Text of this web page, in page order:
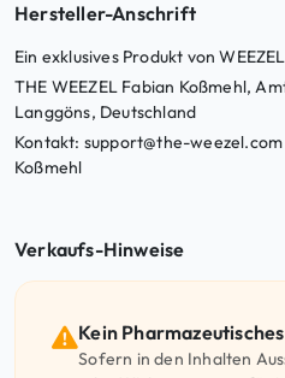
Hersteller-Anschrift
Ein exklusives Produkt von
THE WEEZEL Fabian Koßmehl,
Langgöns, Deutschland
Kontakt: support@the-
Koßmehl
Verkaufs-Hinweise
Kein
Sofern in den Inhalten